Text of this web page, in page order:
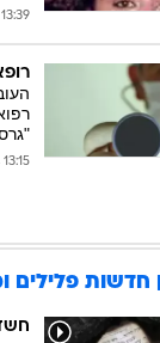
13:39 30/06/2014
13:15 30/06/2014
חדשות פלילים